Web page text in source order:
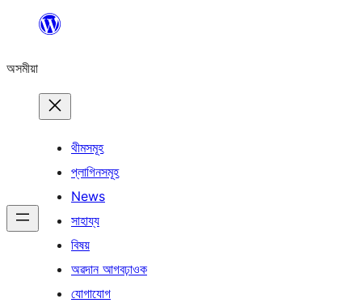
বিষয়বস্তুলৈ
অসমীয়া
থীমসমূহ
প্লাগিনসমূহ
News
সাহায্য
বিষয়
অৱদান আগবঢ়াওক
যোগাযোগ